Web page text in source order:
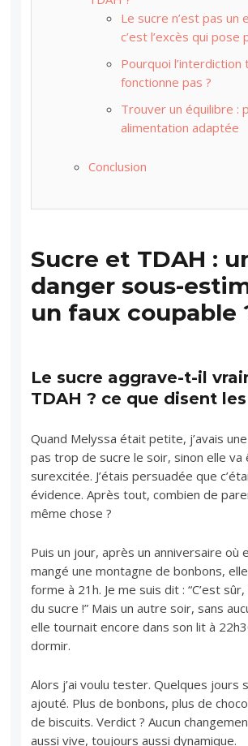
Le sucre n’est pas un
c’est l’excès qui pose
Pourquoi l’interdiction
fonctionne pas ?
Trouver un équilibre :
alimentation adaptée
Conclusion
Sucre et TDAH :
danger sous-
un faux coupable
Le sucre aggrave-t-il
TDAH ? ce que disent
Quand Melyssa était petite, j’avais
pas trop de sucre le soir, sinon elle va
surexcitée. J’étais persuadée que
évidence. Après tout, combien de
même chose ?
Puis un jour, après un anniversaire où
mangé une montagne de bonbons,
forme à 21h. Je me suis dit : “C’est sûr,
du sucre !” Mais un autre soir, sans
elle tournait encore dans son lit à
dormir.
Alors j’ai voulu tester. Quelques jours
ajouté. Plus de bonbons, plus de
de biscuits. Verdict ? Aucun
aussi vive, toujours aussi dynamique.